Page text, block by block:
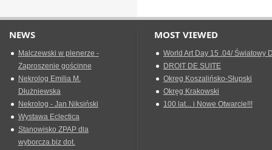
NEWS
Malczewski w plenerze -
Zaproszenie gościnne
Nekrolog Emilia M.
Dłużniewska
Nekrolog - Jan Niksiński
Wystawa Eclectica
Stanowisko ZPAP dla
wyborcza.biz dot.
MOST VIEWED
World Art Day 15 .04/ Światowy
DROIT DE SUITE
Okreg Koszalińsko-Słupski
Okręg Krakowski
100 lat... i Nowe Otwarcie!!!